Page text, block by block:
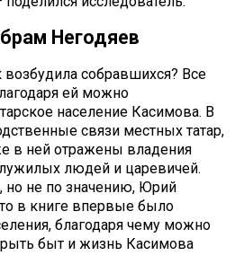
Негодяев
возбудила собравшихся? Все
ей можно
население Касимова. В
связи местных татар,
в ней отражены владения
людей и царевичей.
но не по значению, Юрий
в книге впервые было
благодаря чему можно
быт и жизнь Касимова